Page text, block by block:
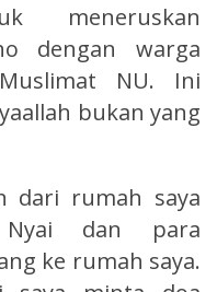
meneruskan
dengan warga
NU. Ini
bukan yang
dari rumah saya
Nyai dan para
ke rumah saya.